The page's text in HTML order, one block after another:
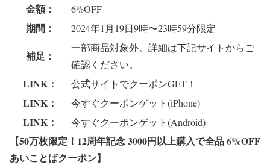
金額： 6%OFF
期間： 2024年1月19日9時〜23時59分限定
補足：
一部商品対象外。詳細は下記サイトからご
確認ください。
LINK： 公式サイトでクーポンGET！
LINK： 今すぐクーポンゲット(iPhone)
LINK： 今すぐクーポンゲット(Android)
【50万枚限定！12周年記念 3000円以上購入で全品 6%OFF
あいことばクーポン】